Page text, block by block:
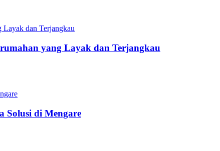
yang Layak dan Terjangkau
Solusi di Mengare